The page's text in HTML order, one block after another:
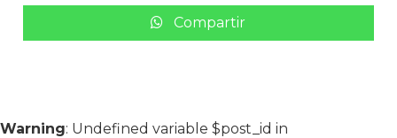
Compartir
Warning: Undefined variable $post_id in